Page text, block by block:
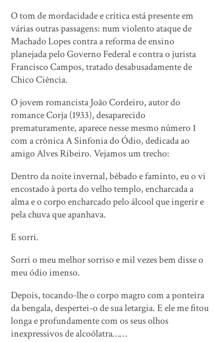
O tom de mordacidade e crítica está presente em
várias outras passagens: num violento ataque de
Machado Lopes contra a reforma de ensino
planejada pelo Governo Federal e contra o jurista
Francisco Campos, tratado desabusadamente de
Chico Ciência.
O jovem romancista João Cordeiro, autor do
romance Corja (1933), desaparecido
prematuramente, aparece nesse mesmo número 1
com a crônica A Sinfonia do Ódio, dedicada ao
amigo Alves Ribeiro. Vejamos um trecho:
Dentro da noite invernal, bêbado e faminto, eu o vi
encostado à porta do velho templo, encharcada a
alma e o corpo encharcado pelo álcool que ingerir e
pela chuva que apanhava.
E sorri.
Sorri o meu melhor sorriso e mil vezes bem disse o
meu ódio imenso.
Depois, tocando-lhe o corpo magro com a ponteira
da bengala, despertei-o de sua letargia. E ele me fitou
longa e profundamente com os seus olhos
inexpressivos de alcoólatra……